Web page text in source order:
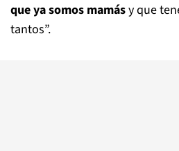
que ya somos mamásy que
tantos”.